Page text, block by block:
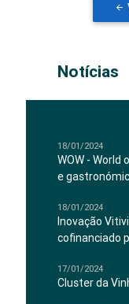
Notícias
18/01/2024
WOW - World
e
18/01/2024
Inovação
cofinanciado
17/01/2024
Cluster da